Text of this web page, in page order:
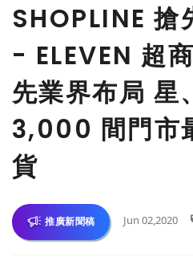
SHOPLINE 搶
- ELEVEN 超
先業界布局 星
3,000 間門市
貨
推廣新聞稿 Jun 02,2020